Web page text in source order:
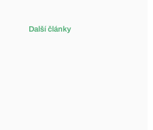
Další články